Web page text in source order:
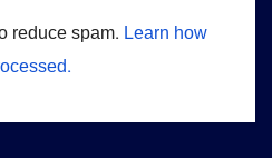
reduce spam. Learn how